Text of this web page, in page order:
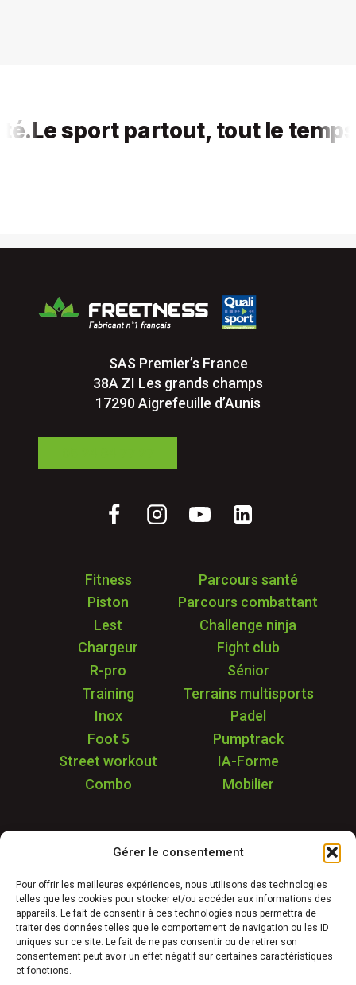
Gérer le consentement
Pour offrir les meilleures expériences, nous utilisons des technologies
telles que les cookies pour stocker et/ou accéder aux informations des
appareils. Le fait de consentir à ces technologies nous permettra de
traiter des données telles que le comportement de navigation ou les ID
uniques sur ce site. Le fait de ne pas consentir ou de retirer son
consentement peut avoir un effet négatif sur certaines caractéristiques
et fonctions.
sport partout, tout le temps,
SAS Premier’s France
38A ZI Les grands champs
17290 Aigrefeuille d’Aunis
Fitness
Parcours santé
Piston
Parcours combattant
Lest
Challenge ninja
Chargeur
Fight club
R-pro
Sénior
Training
Terrains multisports
Inox
Padel
Foot 5
Pumptrack
Street workout
IA-Forme
Combo
Mobilier
Garantie & SAV
Déstockage
Réalisations
FAQ
Blog
Contact